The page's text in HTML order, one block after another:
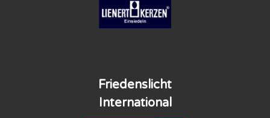
Friedenslicht
International